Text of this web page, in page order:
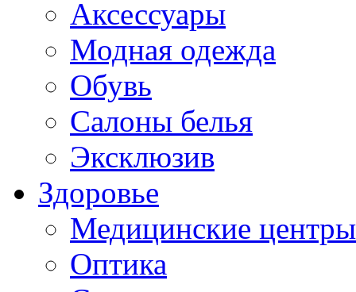
Аксессуары
Модная одежда
Обувь
Салоны белья
Эксклюзив
Здоровье
Медицинские центры
Оптика